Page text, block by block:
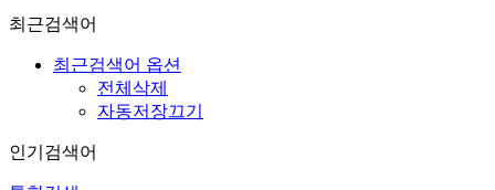
최근검색어
최근검색어 옵션
전체삭제
자동저장끄기
인기검색어